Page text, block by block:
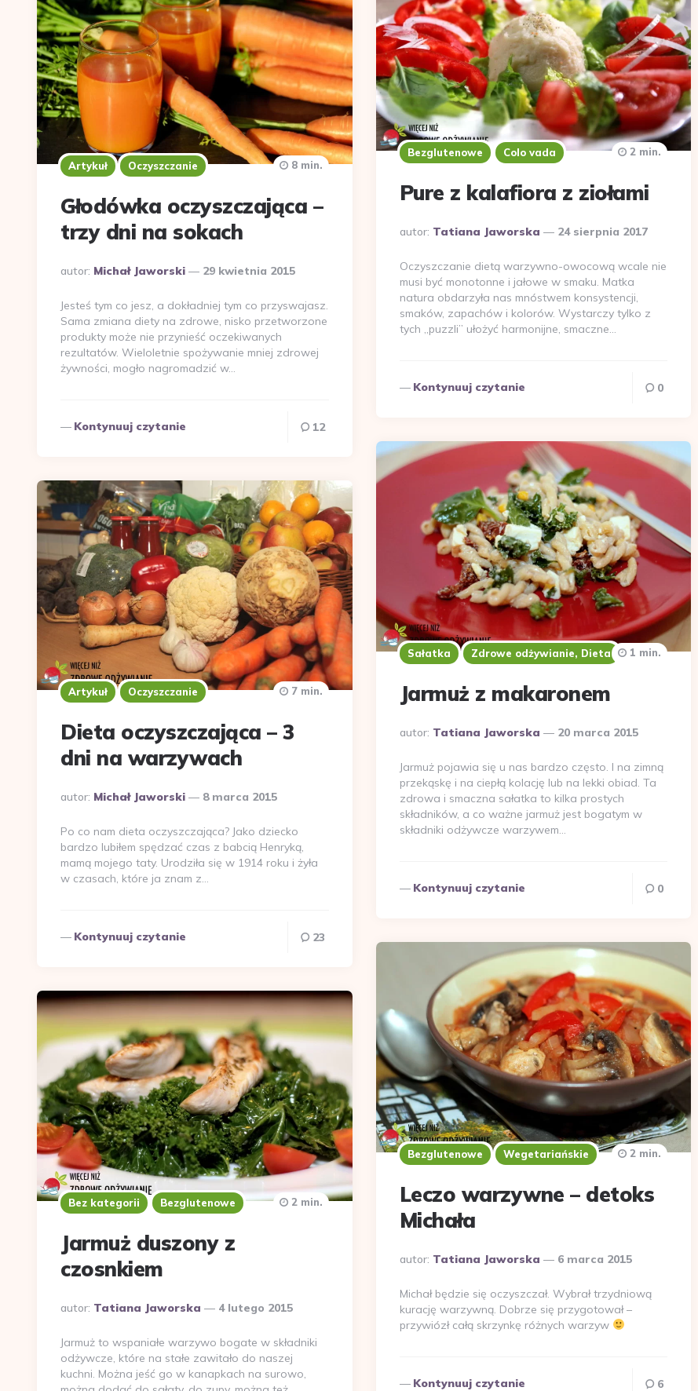
Bezglutenowe Colo vada
Pure z kalafiora z ziołami
Dodane
autor: Tatiana Jaworska 24 sierpnia 2017
2 min.
Oczyszczanie dietą warzywno-owocową wcale nie
musi być monotonne i jałowe w smaku. Matka
natura obdarzyła nas mnóstwem konsystencji,
smaków, zapachów i kolorów. Wystarczy tylko z
tych „puzzli” ułożyć harmonijne, smaczne…
Kontynuuj czytanie 0
Artykuł Oczyszczanie
Głodówka oczyszczająca –
trzy dni na sokach
Dodane
autor: Michał Jaworski 29 kwietnia 2015
8 min.
Jesteś tym co jesz, a dokładniej tym co przyswajasz.
Sama zmiana diety na zdrowe, nisko przetworzone
produkty może nie przynieść oczekiwanych
rezultatów. Wieloletnie spożywanie mniej zdrowej
żywności, mogło nagromadzić w…
Kontynuuj czytanie 12
Sałatka Zdrowe odżywianie, Dieta
Jarmuż z makaronem
Dodane
autor: Tatiana Jaworska 20 marca 2015
1 min.
Jarmuż pojawia się u nas bardzo często. I na zimną
przekąskę i na ciepłą kolację lub na lekki obiad. Ta
zdrowa i smaczna sałatka to kilka prostych
składników, a co ważne jarmuż jest bogatym w
składniki odżywcze warzywem…
Kontynuuj czytanie 0
Artykuł Oczyszczanie
Dieta oczyszczająca – 3
dni na warzywach
Dodane
autor: Michał Jaworski 8 marca 2015
7 min.
Po co nam dieta oczyszczająca? Jako dziecko
bardzo lubiłem spędzać czas z babcią Henryką,
mamą mojego taty. Urodziła się w 1914 roku i żyła
w czasach, które ja znam z…
Kontynuuj czytanie 23
Bezglutenowe Wegetariańskie
Leczo warzywne – detoks
Michała
Dodane
autor: Tatiana Jaworska 6 marca 2015
2 min.
Michał będzie się oczyszczał. Wybrał trzydniową
kurację warzywną. Dobrze się przygotował –
przywiózł całą skrzynkę różnych warzyw
Kontynuuj czytanie 6
Bez kategorii Bezglutenowe
Jarmuż duszony z
czosnkiem
Dodane
autor: Tatiana Jaworska 4 lutego 2015
2 min.
Jarmuż to wspaniałe warzywo bogate w składniki
odżywcze, które na stałe zawitało do naszej
kuchni. Można jeść go w kanapkach na surowo,